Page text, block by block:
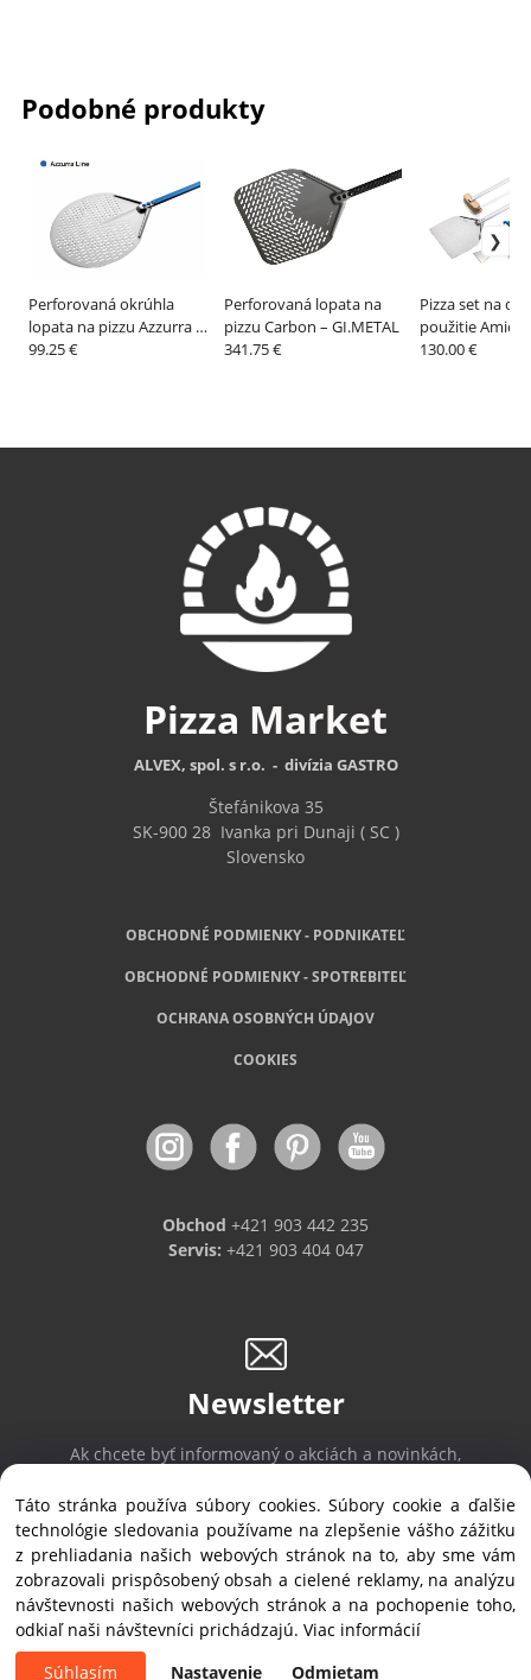
Podobné produkty
Perforovaná okrúhla
lopata na pizzu Azzurra –
GI.METAL
99.25 €
Perforovaná lopata na
pizzu Carbon – GI.METAL
341.75 €
Pizza set na
použitie Amica,
náradia –
130.00 €
Pizza Market
ALVEX, spol. s r.o. - divízia GASTRO
Štefánikova 35
SK-900 28Ivanka pri Dunaji ( SC )
Slovensko
OBCHODNÉ PODMIENKY - PODNIKATEĽ
OBCHODNÉ PODMIENKY - SPOTREBITEĽ
OCHRANA OSOBNÝCH ÚDAJOV
COOKIES
Obchod +421 903 442 235
Servis: +421 903 404 047
Newsletter
Ak chcete byť informovaný o akciách a novinkách,
Prihlásiť sa/ Odhlásiť sa
Copyright © 2019 ALVEX, spol.s r.o., All rights reserved | Štefánikova 35, SK-900
28 Ivanka pri Dunaji
Táto stránka používa súbory cookies. Súbory cookie a ďalšie
technológie sledovania používame na zlepšenie vášho zážitku
z prehliadania našich webových stránok na to, aby sme vám
zobrazovali prispôsobený obsah a cielené reklamy, na analýzu
návštevnosti našich webových stránok a na pochopenie toho,
odkiaľ naši návštevníci prichádzajú. Viac informácií
Súhlasím
Nastavenie Odmietam